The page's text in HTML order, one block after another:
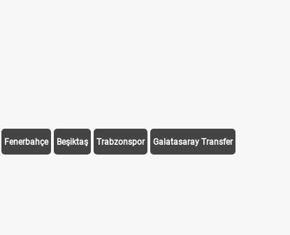
Fenerbahçe Beşiktaş Trabzonspor Galatasaray Transfer